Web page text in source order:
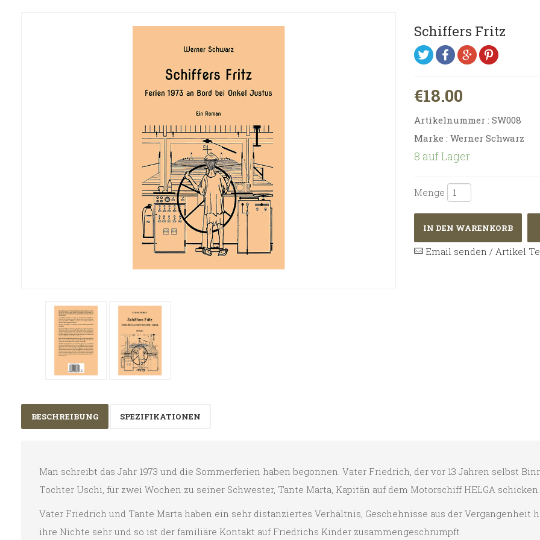
Schiffers Fritz
€18.00
Artikelnummer : SW008
Marke : Werner Schwarz
8 auf Lager
Menge
IN DEN WARENKORB
Email senden / Artikel
BESCHREIBUNG SPEZIFIKATIONEN
Man schreibt das Jahr 1973 und die Sommerferien haben begonnen. Vater Friedrich, der vor 13 Jahren selbst
Tochter Uschi, für zwei Wochen zu seiner Schwester, Tante Marta, Kapitän auf dem Motorschiff HELGA schicken.
Vater Friedrich und Tante Marta haben ein sehr distanziertes Verhältnis, Geschehnisse aus der Vergangenheit
ihre Nichte sehr und so ist der familiäre Kontakt auf Friedrichs Kinder zusammengeschrumpft.